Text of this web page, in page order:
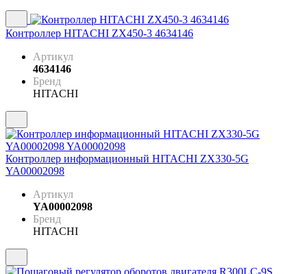
Контроллер HITACHI ZX450-3 4634146
Артикул
4634146
Бренд
HITACHI
Контроллер информационный HITACHI ZX330-5G
YA00002098
Артикул
YA00002098
Бренд
HITACHI